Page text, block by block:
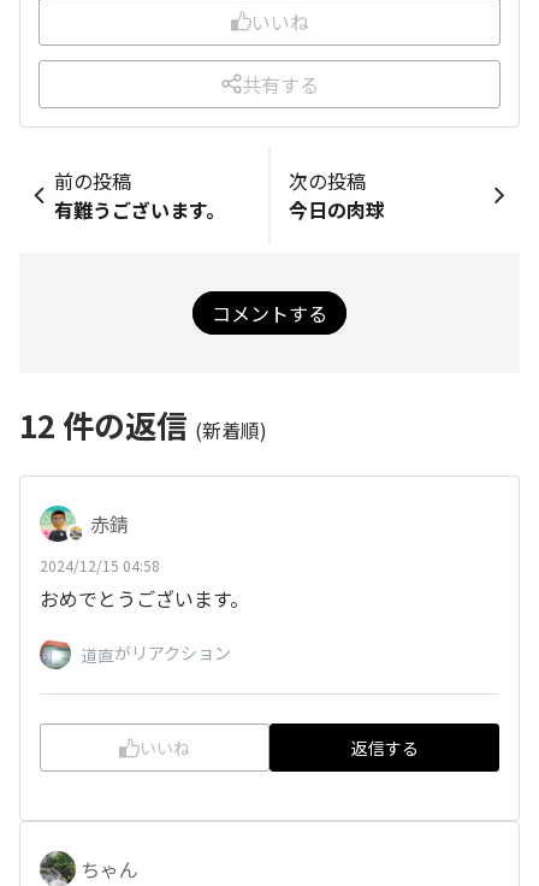
いいね
共有する
前の投稿
有難うございます。
次の投稿
今日の肉球
コメントする
12 件の返信 (新着順)
赤錆
2024/12/15 04:58
おめでとうございます。
道直がリアクション
いいね 返信する
ちゃん